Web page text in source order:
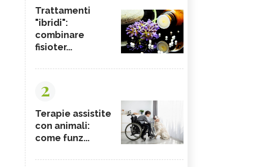
Trattamenti
"ibridi":
combinare
fisioter...
2
Terapie assistite
con animali:
come funz...